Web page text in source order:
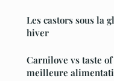
Les castors sous la
hiver
Carnilove vs taste
meilleure